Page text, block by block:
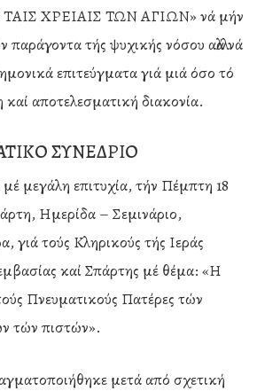
ΧΡΕΙΑΙΣ ΤΩΝ ΑΓΙΩΝ» νά μήν
τής ψυχικής νόσου αλλά νά
επιτεύγματα γιά μιά όσο τό
αποτελεσματική διακονία.
ΣΥΝΕΔΡΙΟ
μεγάλη επιτυχία, τήν Πέμπτη 18
Ημερίδα – Σεμινάριο,
γιά τούς Κληρικούς τής Ιεράς
καί Σπάρτης μέ θέμα: «Η
Πνευματικούς Πατέρες τών
τών πιστών».
μετά από σχετική